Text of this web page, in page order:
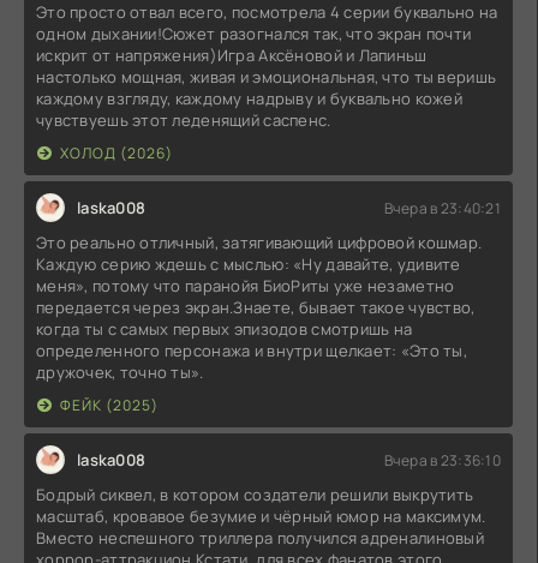
Это просто отвал всего, посмотрела 4 серии буквально на
одном дыхании!Сюжет разогнался так, что экран почти
искрит от напряжения)Игра Аксёновой и Лапиньш
настолько мощная, живая и эмоциональная, что ты веришь
каждому взгляду, каждому надрыву и буквально кожей
чувствуешь этот леденящий саспенс.
ХОЛОД (2026)
laska008 Вчера в 23:40:21
Это реально отличный, затягивающий цифровой кошмар.
Каждую серию ждешь с мыслью: «Ну давайте, удивите
меня», потому что паранойя БиоРиты уже незаметно
передается через экран.Знаете, бывает такое чувство,
когда ты с самых первых эпизодов смотришь на
определенного персонажа и внутри щелкает: «Это ты,
дружочек, точно ты».
ФЕЙК (2025)
laska008 Вчера в 23:36:10
Бодрый сиквел, в котором создатели решили выкрутить
масштаб, кровавое безумие и чёрный юмор на максимум.
Вместо неспешного триллера получился адреналиновый